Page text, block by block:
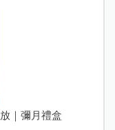
｜彌月禮盒